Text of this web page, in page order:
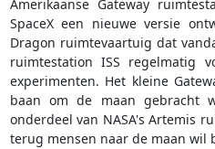
Amerikaanse Gateway
SpaceX een nieuwe versie
Dragon ruimtevaartuig dat
ruimtestation ISS regelmatig
experimenten. Het kleine
baan om de maan gebracht
onderdeel van NASA's Artemis
terug mensen naar de maan wil